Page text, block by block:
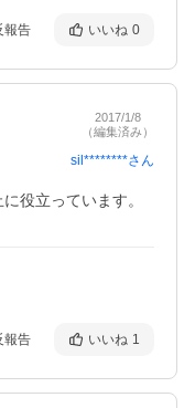
報告 いいね 0
2017/1/8
（編集済み）
sil********さん
役立っています。
報告 いいね 1